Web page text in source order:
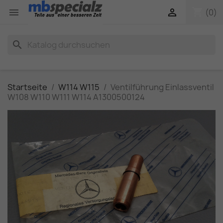
 (0)

search
Startseite W114 W115
Ventilführung Einlassventil
W108 W110 W111 W114 A1300500124